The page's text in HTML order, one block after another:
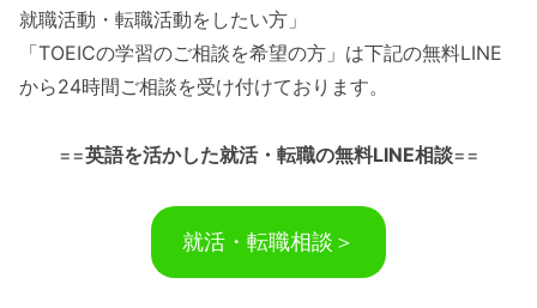
就職活動・転職活動をしたい方」
「TOEICの学習のご相談を希望の方」は下記の無料LINE
から24時間ご相談を受け付けております。
==英語を活かした就活・転職の無料LINE相談==
就活・転職相談＞